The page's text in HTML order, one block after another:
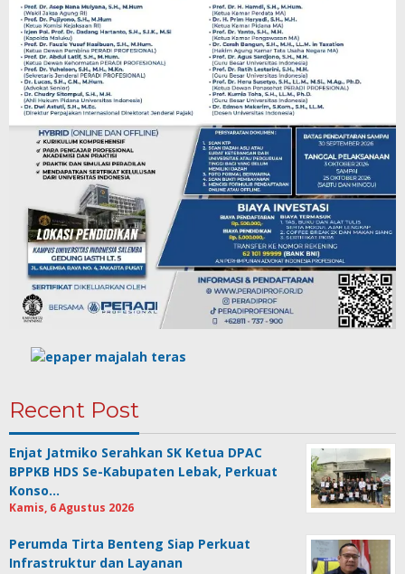
Recent Post
Enjat Jatmiko Serahkan SK Ketua DPAC
BPPKB HDS Se-Kabupaten Lebak, Perkuat
Konso…
Kamis, 6 Agustus 2026
Perumda Tirta Benteng Siap Perkuat
Infrastruktur dan Layanan